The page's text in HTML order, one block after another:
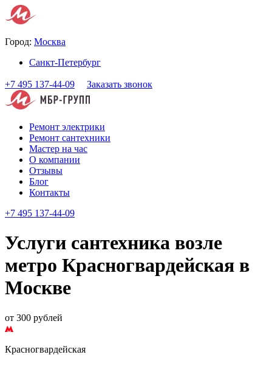
Город: Москва
Санкт-Петербург
+7 495 137-44-09 Заказать звонок
Ремонт электрики
Ремонт сантехники
Мастер на час
О компании
Отзывы
Блог
Контакты
+7 495 137-44-09
Услуги сантехника возле
метро Красногвардейская в
Москве
от 300 рублей
Красногвардейская